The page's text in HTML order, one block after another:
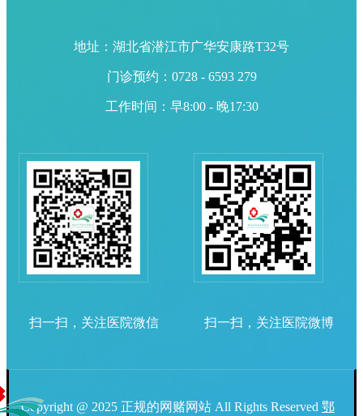
地址：湖北省潜江市广华安康路T32号
门诊预约：0728 - 6593 279
工作时间：早8:00 - 晚17:30
扫一扫，关注医院微信 扫一扫，关注医院微博
Copyright @ 2025 正规的网赌网站 All Rights Reserved 鄂